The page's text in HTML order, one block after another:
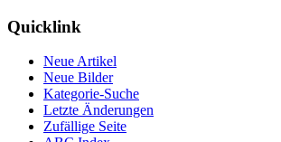
Quicklink
Neue Artikel
Neue Bilder
Kategorie-Suche
Letzte Änderungen
Zufällige Seite